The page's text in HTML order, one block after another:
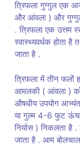
त्रिफला गुग्गुल एक
और आंवला ) और
. त्रिफला एक उत्तम
स्वास्थ्यवर्धक होता है
जाता है .
त्रिफला में तीन फलों
आमलकी ( आंवला ) को
औषधीय उपयोग
या गुल्म 4-6 फुट ऊंचा
निर्यास ) निकलता है
जाता है . आम